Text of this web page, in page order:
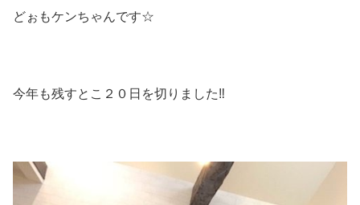
どぉもケンちゃんです☆
今年も残すとこ２０日を切りました‼︎